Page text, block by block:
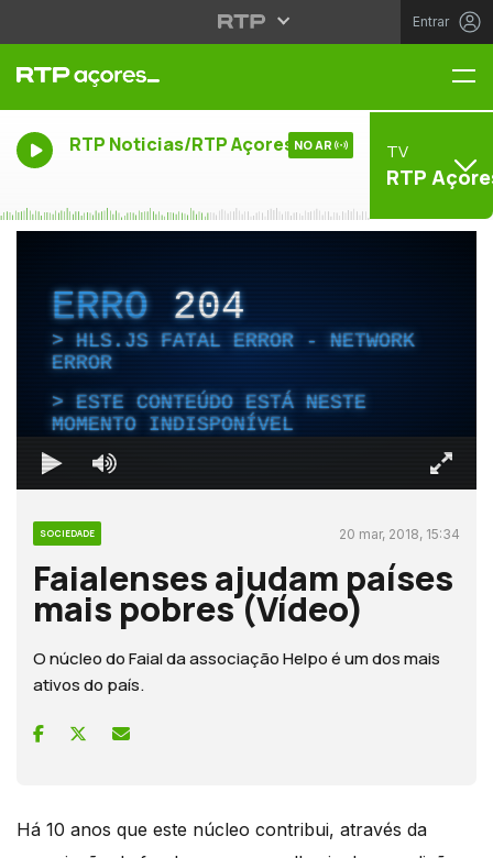
Entrar
RTP Noticias/RTP Açores NO AR TV
RTP
ERRO204
HLS.JS FATAL ERROR - NETWORK
ERROR
ESTE CONTEÚDO ESTÁ NESTE
MOMENTO INDISPONÍVEL
SOCIEDADE 20 mar, 2018, 15:34
Faialenses ajudam países
mais pobres (Vídeo)
O núcleo do Faial da associação Helpo é um dos mais
ativos do país.
Há 10 anos que este núcleo contribui, através da